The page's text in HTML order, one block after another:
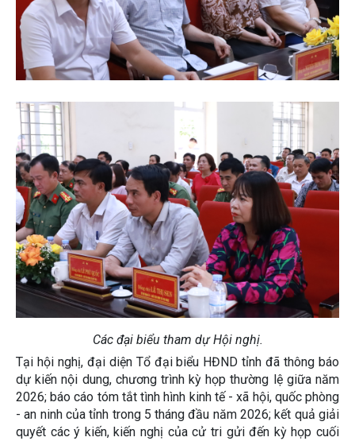
Các đại biểu tham dự Hội nghị.
Tại hội nghị, đại diện Tổ đại biểu HĐND tỉnh đã thông báo
dự kiến nội dung, chương trình kỳ họp thường lệ giữa năm
2026; báo cáo tóm tắt tình hình kinh tế - xã hội, quốc phòng
- an ninh của tỉnh trong 5 tháng đầu năm 2026; kết quả giải
quyết các ý kiến, kiến nghị của cử tri gửi đến kỳ họp cuối